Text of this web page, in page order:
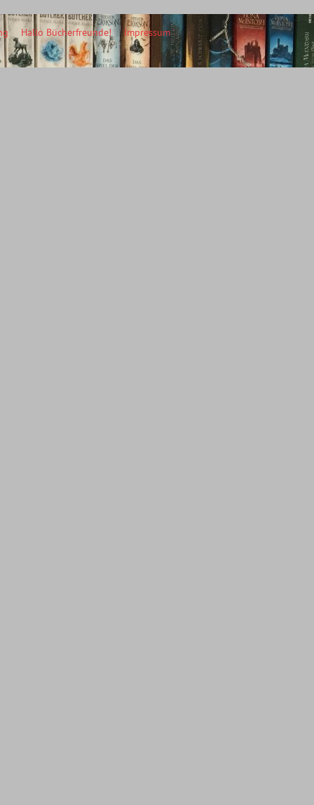
Hallo Bücherfreunde! Impressum